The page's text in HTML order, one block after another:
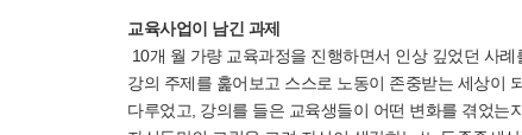
교육사업이 남긴 과제
10개 월 가량 교육과정을 진행하면서 인상 깊었던 사
강의 주제를 훑어보고 스스로 노동이 존중받는 세상이
다루었고, 강의를 들은 교육생들이 어떤 변화를 겪었는